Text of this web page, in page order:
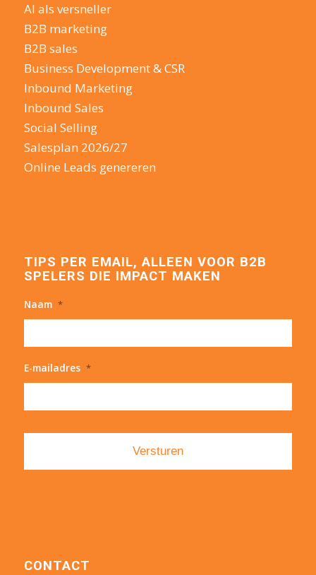
AI als versneller
B2B marketing
B2B sales
Business Development & CSR
Inbound Marketing
Inbound Sales
Social Selling
Salesplan 2026/27
Online Leads genereren
TIPS PER EMAIL, ALLEEN VOOR B2B
SPELERS DIE IMPACT MAKEN
Naam *
E-mailadres *
CONTACT